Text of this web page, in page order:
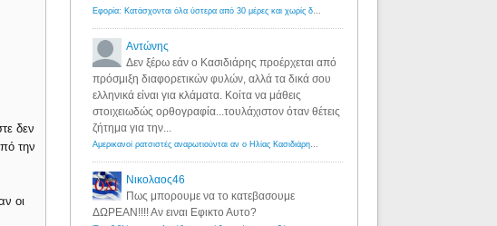
δεν
την
οι
Εφορία: Κατάσχονται όλα ύστερα από 30 μέρες και χωρίς δικαστικές αποφάσεις - Λόγιος Ερμής
Αντώνης
Δεν ξέρω εάν ο Κασιδιάρης προέρχεται από
πρόσμιξη διαφορετικών φυλών, αλλά τα δικά σου
ελληνικά είναι για κλάματα. Κοίτα να μάθεις
στοιχειωδώς ορθογραφία...τουλάχιστον όταν θέτεις
ζήτημα για την...
Αμερικανοί ρατσιστές αναρωτιούνται αν ο Ηλίας Κασιδιάρης ανήκει στη λευκή φυλή... - Λόγιος Ερμής
Νικολαος46
Πως μπορουμε να το κατεβασουμε
ΔΩΡΕΑΝ!!!! Αν ειναι Εφικτο Αυτο?